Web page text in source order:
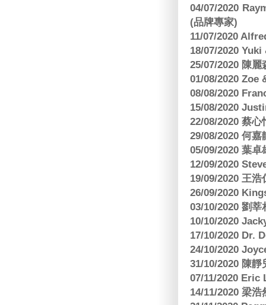
04/07/2020
(品牌專家)
11/07/2020
18/07/2020
25/07/2020 陳
01/08/2020 Zoe
08/08/2020
15/08/2020
22/08/2020 蔡
29/08/2020 何
05/09/2020 葉
12/09/2020
19/09/2020 王
26/09/2020
03/10/2020 劉
10/10/2020
17/10/2020 Dr.
24/10/2020
31/10/2020 陳
07/11/2020 Eric
14/11/2020 梁